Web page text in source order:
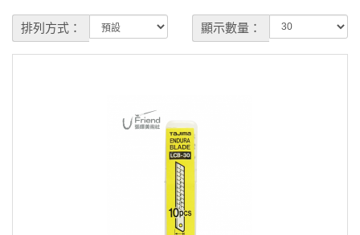
排列方式： 顯示數量：